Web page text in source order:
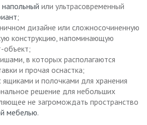
напольный или ультрасовременный
;
дизайне или сложносочиненную
конструкцию, напоминающую
объект;
в которых располагаются
и прочая оснастка;
и полочками для хранения
решение для небольших
не загромождать пространство
мебелью.